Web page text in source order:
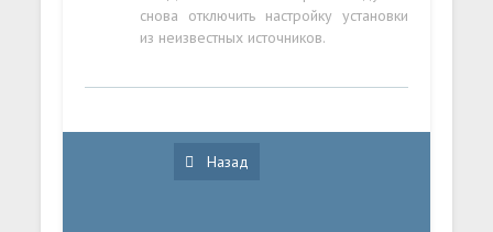
снова отключить настройку установки
из неизвестных источников.
Назад